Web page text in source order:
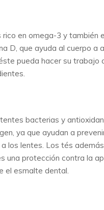
en omega-3 y también
D, que ayuda al cuerpo a
pueda hacer su trabajo
bacterias y
ya que ayudan a
los lentes. Los tés
una protección contra la
el esmalte dental.